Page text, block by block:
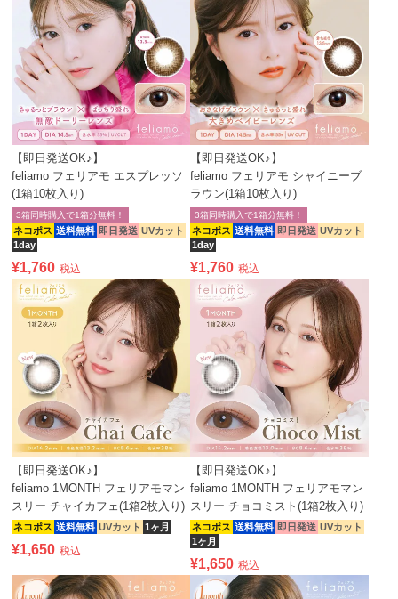
【即日発送OK♪】
feliamo フェリアモ エスプレッソ
(1箱10枚入り)
ネコポス 送料無料 即日発送 UVカット
1day
3箱同時購入で1箱分無料！
¥1,760 税込
【即日発送OK♪】
feliamo フェリアモ シャイニーブ
ラウン(1箱10枚入り)
ネコポス 送料無料 即日発送 UVカット
1day
3箱同時購入で1箱分無料！
¥1,760 税込
【即日発送OK♪】
feliamo 1MONTH フェリアモマン
スリー チャイカフェ(1箱2枚入り)
ネコポス 送料無料 UVカット 1ヶ月
¥1,650 税込
【即日発送OK♪】
feliamo 1MONTH フェリアモマン
スリー チョコミスト(1箱2枚入り)
ネコポス 送料無料 即日発送 UVカット
1ヶ月
¥1,650 税込